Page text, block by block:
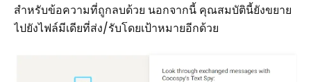
สำหรับข้อความที่ถูกลบด้วย นอกจากนี้ คุณสมบัตินี้ยังขยาย
ไปยังไฟล์มีเดียที่ส่ง/รับโดยเป้าหมายอีกด้วย